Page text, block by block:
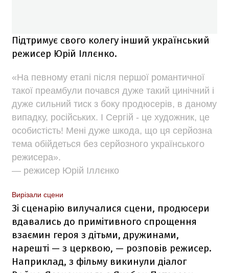
Підтримує свого колегу інший український
режисер Юрій Іллєнко.
«На певному етапі після першої романтичної
такої преамбули почався дуже такий цинічний і
дуже сильний тиск з боку продюсерів, в даному
випадку, російських. І Сергій - це художник, це
особистість! Мені дуже шкода, що ця серйозна
тема обійдеться без серйозного українського
режисера».
— режисер Юрій Іллєнко
Вирізали сцени
Зі сценарію вилучалися сцени, продюсери
вдавались до примітивного спрощення
взаємин героя з дітьми, дружинами,
нарешті — з церквою, — розповів режисер.
Наприклад, з фільму викинули діалог